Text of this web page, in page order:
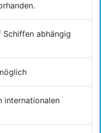
Schiffen abhängig
inter­nationalen